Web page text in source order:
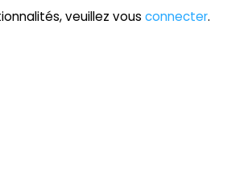
veuillez vous connecter.